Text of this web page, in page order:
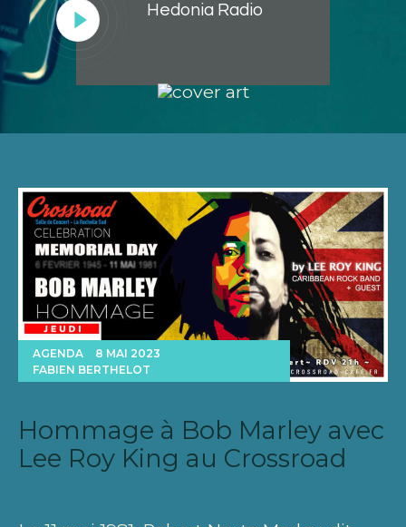
Hedonia Radio
AGENDA
8 MAI 2023
FABIEN BERTHELOT
Hommage à Bob Marley avec
Lee Roy King au Crossroad